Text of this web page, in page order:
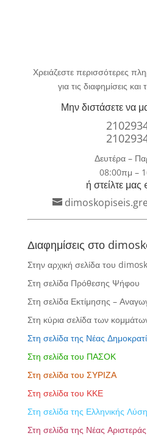
Χρειάζεστε περισσότερες
για τις διαφημίσεις
Μην διστάσετε να
Δευτέρα –
08:00πμ –
ή στείλτε
Διαφημίσεις στο
Στην αρχική σελίδα του
Στη σελίδα Πρόθεσης Ψήφου
Στη σελίδα Εκτίμησης –
Στη κύρια σελίδα των
Στη σελίδα της Νέας
Στη σελίδα του ΠΑΣΟΚ
Στη σελίδα του ΣΥΡΙΖΑ
Στη σελίδα του ΚΚΕ
Στη σελίδα της Ελληνικής
Στη σελίδα της Νέας Αριστεράς